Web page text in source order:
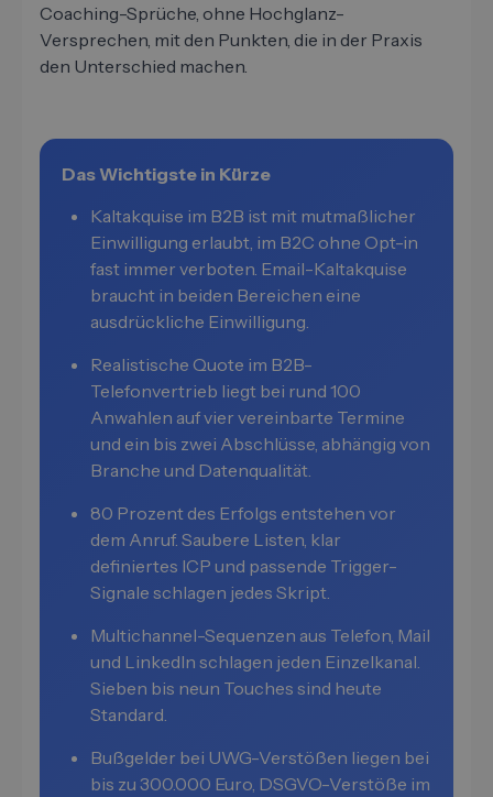
Coaching-Sprüche, ohne Hochglanz-
Versprechen, mit den Punkten, die in der Praxis
den Unterschied machen.
Das Wichtigste in Kürze
Kaltakquise im B2B ist mit mutmaßlicher
Einwilligung erlaubt, im B2C ohne Opt-in
fast immer verboten. Email-Kaltakquise
braucht in beiden Bereichen eine
ausdrückliche Einwilligung.
Realistische Quote im B2B-
Telefonvertrieb liegt bei rund 100
Anwahlen auf vier vereinbarte Termine
und ein bis zwei Abschlüsse, abhängig von
Branche und Datenqualität.
80 Prozent des Erfolgs entstehen vor
dem Anruf. Saubere Listen, klar
definiertes ICP und passende Trigger-
Signale schlagen jedes Skript.
Multichannel-Sequenzen aus Telefon, Mail
und LinkedIn schlagen jeden Einzelkanal.
Sieben bis neun Touches sind heute
Standard.
Bußgelder bei UWG-Verstößen liegen bei
bis zu 300.000 Euro, DSGVO-Verstöße im